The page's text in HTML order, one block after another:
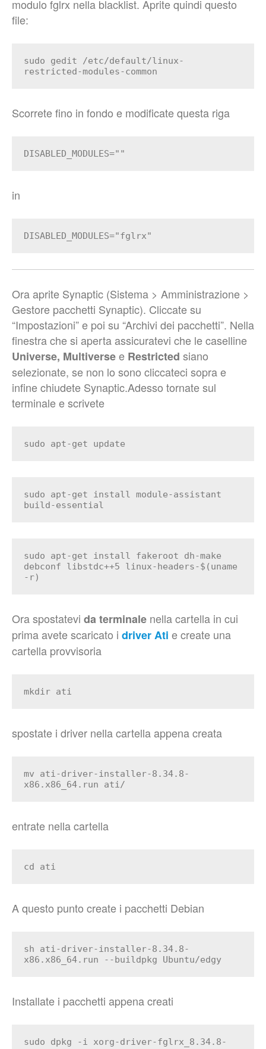
modulo fglrx nella blacklist. Aprite quindi questo
file:
sudo gedit /etc/default/linux-
restricted-modules-common
Scorrete fino in fondo e modificate questa riga
DISABLED_MODULES=""
in
DISABLED_MODULES="fglrx"
Ora aprite Synaptic (Sistema > Amministrazione >
Gestore pacchetti Synaptic). Cliccate su
“Impostazioni” e poi su “Archivi dei pacchetti”. Nella
finestra che si aperta assicuratevi che le caselline
Universe, Multiversee Restricted siano
selezionate, se non lo sono cliccateci sopra e
infine chiudete Synaptic.Adesso tornate sul
terminale e scrivete
sudo apt-get update
sudo apt-get install module-assistant
build-essential
sudo apt-get install fakeroot dh-make
debconf libstdc++5 linux-headers-$(uname
-r)
Ora spostatevi da terminale nella cartella in cui
prima avete scaricato i driver Ati e create una
cartella provvisoria
mkdir ati
spostate i driver nella cartella appena creata
mv ati-driver-installer-8.34.8-
x86.x86_64.run ati/
entrate nella cartella
cd ati
A questo punto create i pacchetti Debian
sh ati-driver-installer-8.34.8-
x86.x86_64.run --buildpkg Ubuntu/edgy
Installate i pacchetti appena creati
sudo dpkg -i xorg-driver-fglrx_8.34.8-